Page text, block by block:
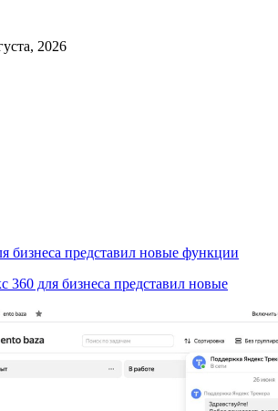
2026
бизнеса представил новые функции
360 для бизнеса представил новые